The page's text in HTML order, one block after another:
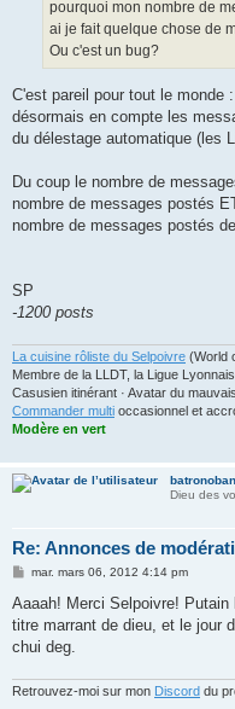
pourquoi mon nombre de
ai je fait quelque chose de
Ou c'est un bug?
C'est pareil pour tout le monde
désormais en compte les
du délestage automatique (les
Du coup le nombre de
nombre de messages postés
nombre de messages postés
SP
-1200 posts
La cuisine rôliste du Selpoivre (World
Membre de la LLDT, la Ligue
Casusien itinérant · Avatar du
Commander multi occasionnel et
Modère en vert
batronoban
Dieu des
Re: Annonces de
M
s
a
g
mar. mars 06, 2012 4:14 pm
Aaaah! Merci Selpoivre!
titre marrant de dieu, et le jour
chui deg.
Retrouvez-moi sur mon Discord du